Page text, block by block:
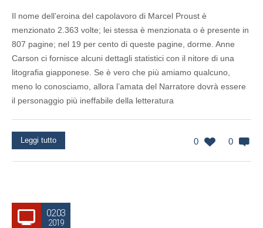
Il nome dell’eroina del capolavoro di Marcel Proust è
menzionato 2.363 volte; lei stessa è menzionata o è presente in
807 pagine; nel 19 per cento di queste pagine, dorme. Anne
Carson ci fornisce alcuni dettagli statistici con il nitore di una
litografia giapponese. Se è vero che più amiamo qualcuno,
meno lo conosciamo, allora l’amata del Narratore dovrà essere
il personaggio più ineffabile della letteratura
0 0
Leggi tutto
02.03
2019